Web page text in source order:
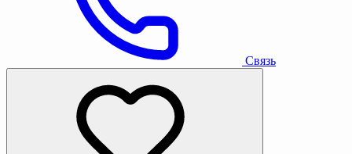
Связь